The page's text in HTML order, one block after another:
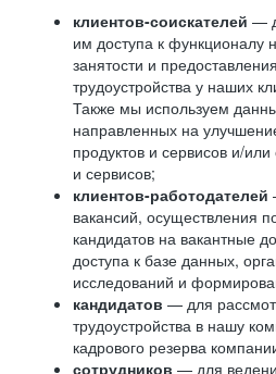
клиентов-соискателей —
им доступа к функционалу
занятости и
трудоустройства у наших
Также мы используем
направленных на
продуктов и сервисов и/
и сервисов;
клиентов-работодателей
вакансий, осуществления
кандидатов на вакантные
доступа к базе данных,
исследований и
кандидатов — для
трудоустройства в нашу
кадрового резерва
сотрудников — для